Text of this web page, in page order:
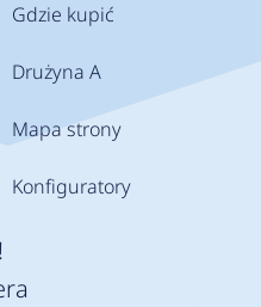
Gdzie kupić
Drużyna A
Mapa strony
Konfiguratory